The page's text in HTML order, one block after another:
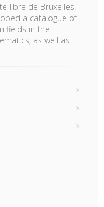
libre de Bruxelles.
a catalogue of
fields in the
as well as